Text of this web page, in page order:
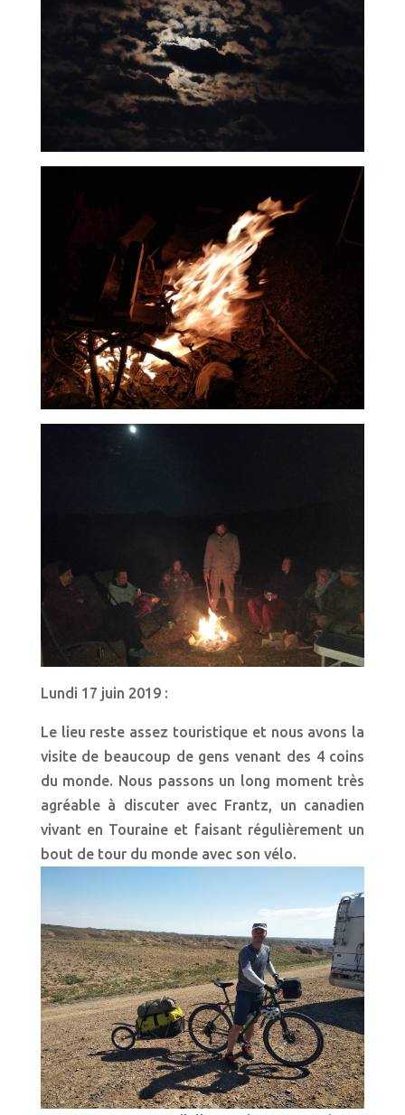
Lundi 17 juin 2019 :
Le lieu reste assez touristique et nous avons la
visite de beaucoup de gens venant des 4 coins
du monde. Nous passons un long moment très
agréable à discuter avec Frantz, un canadien
vivant en Touraine et faisant régulièrement un
bout de tour du monde avec son vélo.